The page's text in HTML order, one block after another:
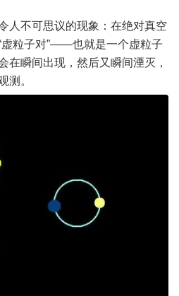
人不可思议的现象：在绝对真空
虚粒子对”——也就是一个虚粒子
在瞬间出现，然后又瞬间湮灭，
测。